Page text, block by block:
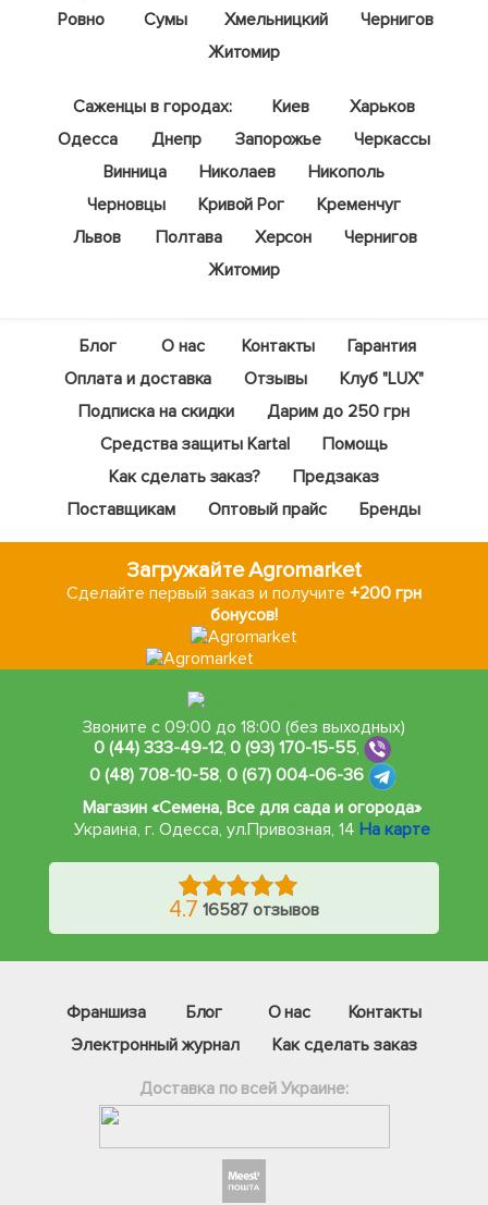
Ровно
Сумы Хмельницкий
Чернигов
Житомир
Саженцы в городах: Киев
Харьков
Одесса
Днепр Запорожье
Черкассы
Винница
Николаев
Никополь
Черновцы
Кривой Рог
Кременчуг
Львов
Полтава Херсон
Чернигов
Житомир
Блог О нас Контакты
Гарантия
Оплата и доставка
Отзывы
Клуб "LUX"
Подписка на скидки
Дарим до 250 грн
Средства защиты Kartal
Помощь
Как сделать заказ?
Предзаказ
Поставщикам
Оптовый прайс Бренды
Загружайте Agromarket
Сделайте первый заказ и получите +200 грн
бонусов!
Звоните с 09:00 до 18:00 (без выходных)
0 (44) 333-49-12,0 (93) 170-15-55,
0 (48) 708-10-58, 0 (67) 004-06-36
Магазин «Семена, Все для сада и огорода»
Украина, г. Одесса, ул.Привозная, 14 На карте
4.7 16587 отзывов
Франшиза Блог О нас
Контакты
Электронный журнал
Как сделать заказ
Доставка по всей Украине: